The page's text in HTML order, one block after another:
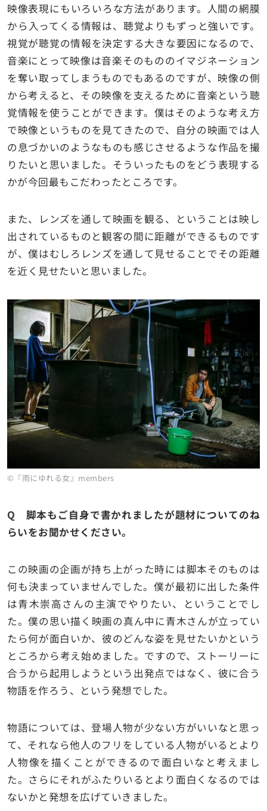
映像表現にもいろいろな方法があります。人間の網膜
から入ってくる情報は、聴覚よりもずっと強いです。
視覚が聴覚の情報を決定する大きな要因になるので、
音楽にとって映像は音楽そのもののイマジネーション
を奪い取ってしまうものでもあるのですが、映像の側
から考えると、その映像を支えるために音楽という聴
覚情報を使うことができます。僕はそのような考え方
で映像というものを見てきたので、自分の映画では人
の息づかいのようなものも感じさせるような作品を撮
りたいと思いました。そういったものをどう表現する
かが今回最もこだわったところです。
また、レンズを通して映画を観る、ということは映し
出されているものと観客の間に距離ができるものです
が、僕はむしろレンズを通して見せることでその距離
を近く見せたいと思いました。
©『雨にゆれる女』members
Q 脚本もご自身で書かれましたが題材についてのね
らいをお聞かせください。
この映画の企画が持ち上がった時には脚本そのものは
何も決まっていませんでした。僕が最初に出した条件
は青木崇高さんの主演でやりたい、ということでし
た。僕の思い描く映画の真ん中に青木さんが立ってい
たら何が面白いか、彼のどんな姿を見せたいかという
ところから考え始めました。ですので、ストーリーに
合うから起用しようという出発点ではなく、彼に合う
物語を作ろう、という発想でした。
物語については、登場人物が少ない方がいいなと思っ
て、それなら他人のフリをしている人物がいるとより
人物像を描くことができるので面白いなと考えまし
た。さらにそれがふたりいるとより面白くなるのでは
ないかと発想を広げていきました。